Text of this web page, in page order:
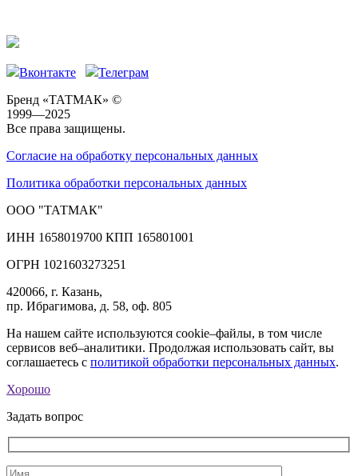
Вконтакте
Телеграм
Бренд «ТАТМАК» ©
1999—2025
Все права защищены.
Согласие на обработку персональных данных
Политика обработки персональных данных
ООО "ТАТМАК"
ИНН 1658019700 КПП 165801001
ОГРН 1021603273251
420066, г. Казань,
пр. Ибрагимова, д. 58, оф. 805
На нашем сайте используются cookie–файлы, в том числе
сервисов веб–аналитики. Продолжая использовать сайт, вы
соглашаетесь с политикой обработки персональных данных.
Хорошо
Задать вопрос